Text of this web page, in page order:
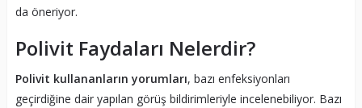
da öneriyor.
Polivit Faydaları Nelerdir?
Polivit kullananların yorumları, bazı enfeksiyonları
geçirdiğine dair yapılan görüş bildirimleriyle incelenebiliyor. Bazı